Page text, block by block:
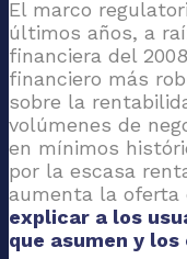
El marco
últimos años, a
financiera del
financiero más
sobre la
volúmenes de
en mínimos
por la escasa
aumenta la oferta
explicar a los
que asumen y